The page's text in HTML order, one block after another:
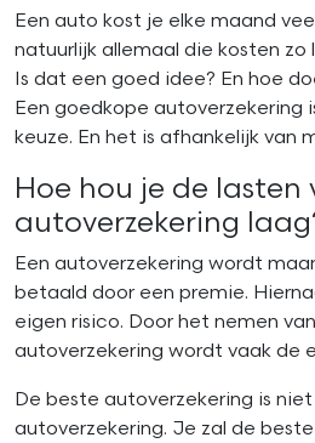
Een auto kost je elke maand
natuurlijk allemaal die kosten zo
Is dat een goed idee? En hoe
Een goedkope autoverzekering
keuze. En het is afhankelijk van
Hoe hou je de lasten
autoverzekering
Een autoverzekering wordt
betaald door een premie.
eigen risico. Door het nemen
autoverzekering wordt vaak de
De beste autoverzekering is
autoverzekering. Je zal de